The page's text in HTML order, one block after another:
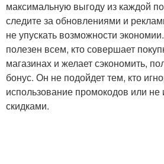
максимальную выгоду из каждой
следите за обновлениями и
не упускать возможности
полезен всем, кто совершает
магазинах и желает сэкономить,
бонус. Он не подойдет тем, кто
использование промокодов или не
скидками.